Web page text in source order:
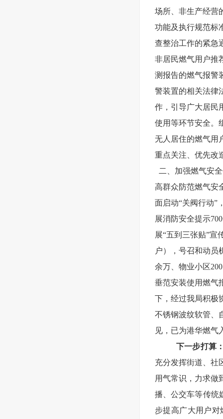
场所、非生产经营
功能及执行规范标
查整治工作的紧急
非居民燃气用户推
测报告的燃气报警
警装置的相关法律
作，引导广大居民
使用等环节安全。
无人居住的燃气用
重点关注、优先改
二、加强燃气安
高群众防范燃气安
面启动“关阀行动”
展消防安全提示
展“五到三张贴”宣
户），号召和动员
余万、物业小区
垂范安装使用燃气
下，经过我局积极
不锈钢波纹软管、
见，已为港华燃气
下一步打算
充分发挥街道、社
用气常识，力求做
播、公交车等传统
步提高广大用户